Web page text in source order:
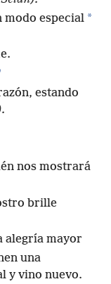
modo especial *
estando
nos mostrará
brille
alegría mayor
una
y vino nuevo.